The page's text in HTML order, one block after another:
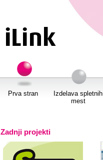
Prva stran
Izdelava spletnih
mest
Zadnji projekti